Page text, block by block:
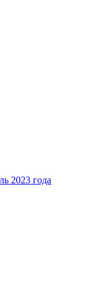
2023 года